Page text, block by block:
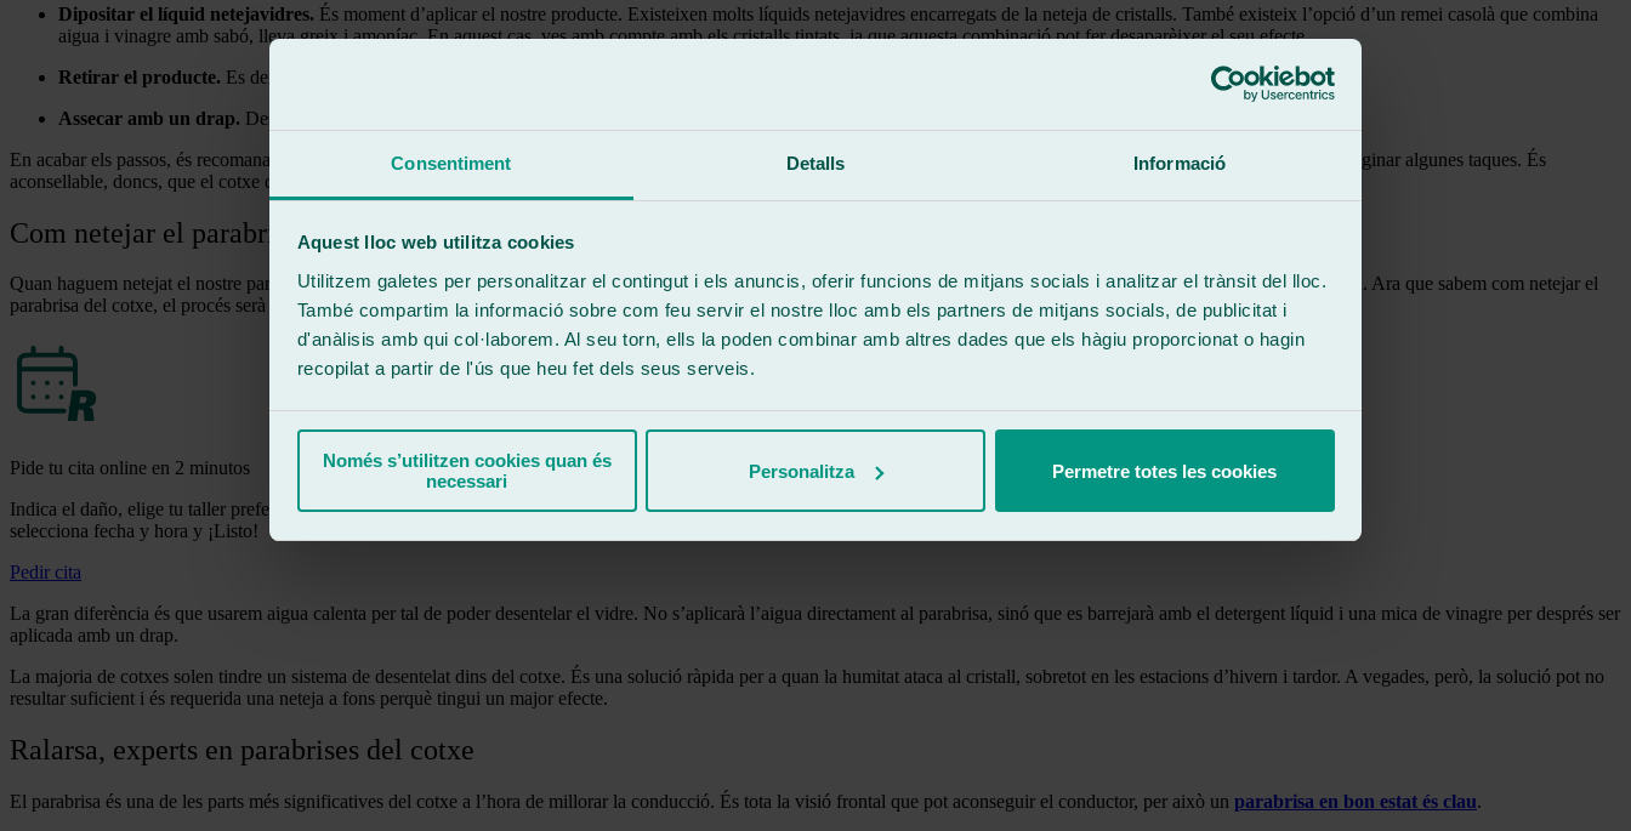
Consentiment Detalls Informació
Aquest lloc web utilitza cookies
Utilitzem galetes per personalitzar el contingut i els anuncis, oferir funcions de mitjans socials i analitzar el trànsit del lloc.
També compartim la informació sobre com feu servir el nostre lloc amb els partners de mitjans socials, de publicitat i
d'anàlisis amb qui col·laborem. Al seu torn, ells la poden combinar amb altres dades que els hàgiu proporcionat o hagin
recopilat a partir de l'ús que heu fet dels seus serveis.
Només s’utilitzen cookies quan és
necessari
Personalitza Permetre totes les cookies
Dipositar el líquid netejavidres. És moment d’aplicar el nostre producte. Existeixen molts líquids netejavidres encarregats de la neteja de cristalls. També existeix l’opció d’un remei casolà que combina
aigua i vinagre amb sabó, lleva greix i amoníac. En aquest cas, ves amb compte amb els cristalls tintats, ja que aquesta combinació pot fer desaparèixer el seu efecte.
Retirar el producte. Es deixa reposar el líquid damunt del cristall per un temps, posteriorment s’aclareix amb aigua sense deixar cap resta de producte o taca.
Assecar amb un drap. Després de ser aclarit, es repassa amb un drap o paper de cuina, amb la condició de no deixar cap part mullada.
En acabar els passos, és recomanable que els raigs de sol no entrin en contacte directe amb el cristall recentment netejat. Un sol molt agressiu pot assecar massa ràpid la lluna i originar algunes taques. És
aconsellable, doncs, que el cotxe descansi alguns minuts a l’ombra.
Com netejar el parabrisa per dins?
Quan haguem netejat el nostre parabrisa per fora, pot ser que continuem veient el cristall brut o entelat. És possible que el nostre parabrisa interior també necessiti una bona neteja. Ara que sabem com netejar el
parabrisa del cotxe, el procés serà similar per a la part interna.
Pide tu cita online en 2 minutos
Indica el daño, elige tu taller preferido
selecciona fecha y hora y ¡Listo!
Pedir cita
La gran diferència és que usarem aigua calenta per tal de poder desentelar el vidre. No s’aplicarà l’aigua directament al parabrisa, sinó que es barrejarà amb el detergent líquid i una mica de vinagre per després ser
aplicada amb un drap.
La majoria de cotxes solen tindre un sistema de desentelat dins del cotxe. És una solució ràpida per a quan la humitat ataca al cristall, sobretot en les estacions d’hivern i tardor. A vegades, però, la solució pot no
resultar suficient i és requerida una neteja a fons perquè tingui un major efecte.
Ralarsa, experts en parabrises del cotxe
El parabrisa és una de les parts més significatives del cotxe a l’hora de millorar la conducció. És tota la visió frontal que pot aconseguir el conductor, per això un parabrisa en bon estat és clau.